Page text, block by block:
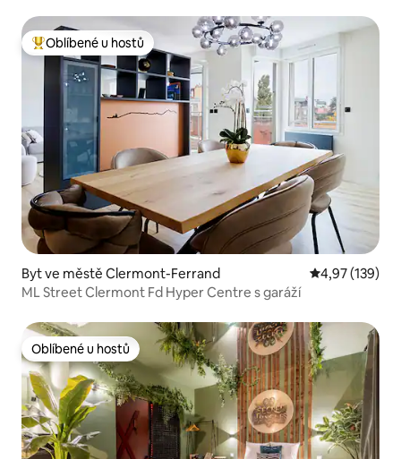
Nejlepší v kategorii Oblíbené u hostů
Oblíbené u hostů
Byt ve městě Clermont-Ferrand Průměrné
4,97 (139)
ML Street Clermont Fd Hyper Centre s garáží
Oblíbené u hostů
Oblíbené u hostů